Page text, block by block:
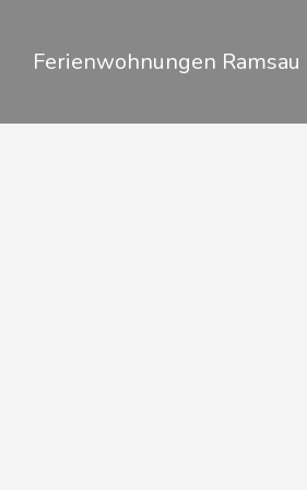
springenFerienwohnungen Ramsau